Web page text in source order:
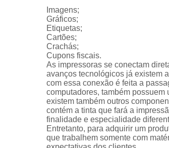
Imagens;
Gráficos;
Etiquetas;
Cartões;
Crachás;
Cupons fiscais.
As impressoras se conectam
avanços tecnológicos já existem
com essa conexão é feita a
computadores, também
existem também outros
contém a tinta que fará a
finalidade e especialidade
Entretanto, para adquirir um
que trabalhem somente com